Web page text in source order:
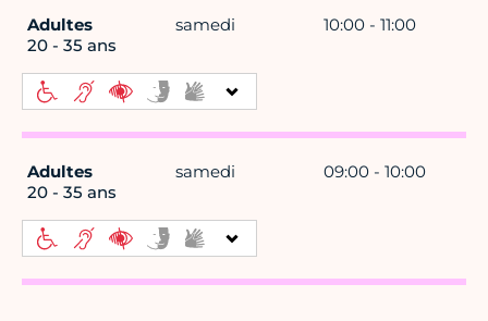
Adultes
20 - 35 ans
samedi 10:00 - 11:00
Adultes
20 - 35 ans
samedi 09:00 - 10:00